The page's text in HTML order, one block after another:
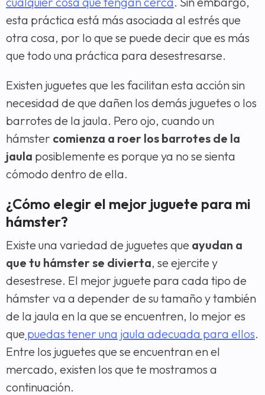
esta práctica está más asociada al estrés que
otra cosa, por lo que se puede decir que es más
que todo una práctica para desestresarse.
Existen juguetes que les facilitan esta acción sin
necesidad de que dañen los demás juguetes o los
barrotes de la jaula. Pero ojo, cuando un
hámster comienza a roer los barrotes de la
jaula posiblemente es porque ya no se sienta
cómodo dentro de ella.
¿Cómo elegir el mejor juguete para mi
hámster?
Existe una variedad de juguetes que ayudan a
que tu hámster se divierta, se ejercite y
desestrese. El mejor juguete para cada tipo de
hámster va a depender de su tamaño y también
de la jaula en la que se encuentren, lo mejor es
que puedas tener una jaula adecuada para ellos.
Entre los juguetes que se encuentran en el
mercado, existen los que te mostramos a
continuación.